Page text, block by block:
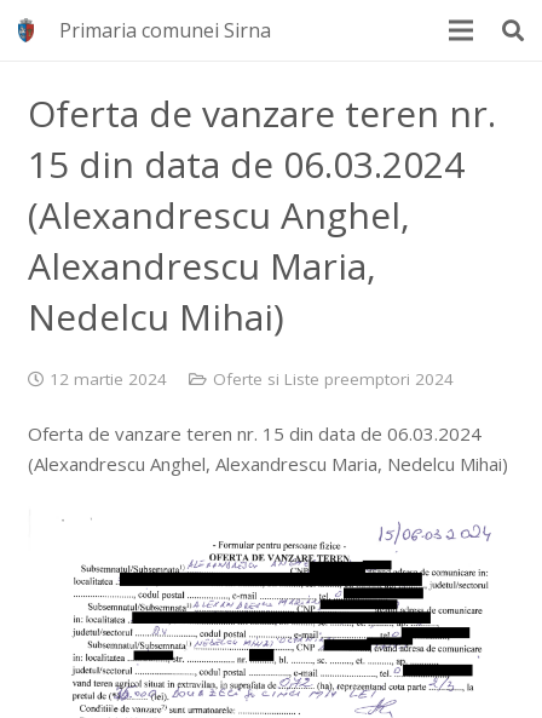
Primaria comunei Sirna
Oferta de vanzare teren nr.
15 din data de 06.03.2024
(Alexandrescu Anghel,
Alexandrescu Maria,
Nedelcu Mihai)
12 martie 2024 Oferte si Liste preemptori 2024
Oferta de vanzare teren nr. 15 din data de 06.03.2024
(Alexandrescu Anghel, Alexandrescu Maria, Nedelcu Mihai)